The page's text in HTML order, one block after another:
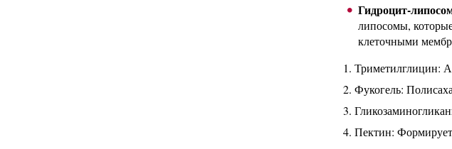
Гидроцит-
липосомы,
клеточными
Триметилглицин:
Фукогель:
Пектин: